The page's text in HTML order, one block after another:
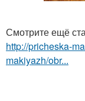
Смотрите ещё
http://pricheska-
makiyazh/obr...